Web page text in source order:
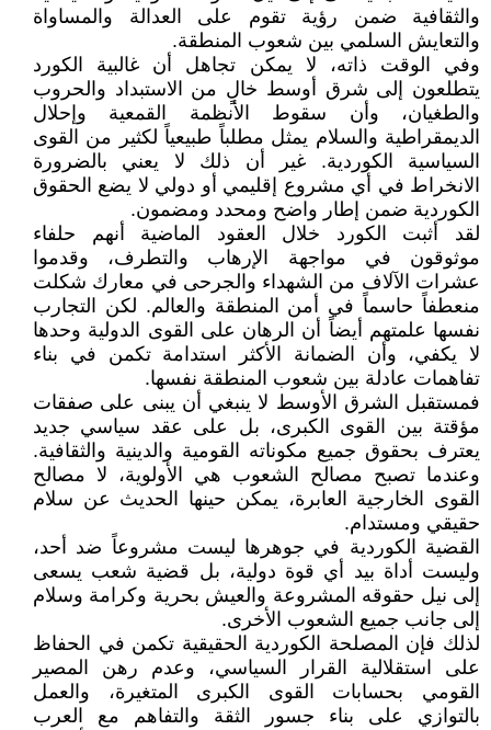
والثقافية ضمن رؤية تقوم على العدالة والمساواة
والتعايش السلمي بين شعوب المنطقة.
وفي الوقت ذاته، لا يمكن تجاهل أن غالبية الكورد
يتطلعون إلى شرق أوسط خالٍ من الاستبداد والحروب
والطغيان، وأن سقوط الأنظمة القمعية وإحلال
الديمقراطية والسلام يمثل مطلباً طبيعياً لكثير من القوى
السياسية الكوردية. غير أن ذلك لا يعني بالضرورة
الانخراط في أي مشروع إقليمي أو دولي لا يضع الحقوق
الكوردية ضمن إطار واضح ومحدد ومضمون.
لقد أثبت الكورد خلال العقود الماضية أنهم حلفاء
موثوقون في مواجهة الإرهاب والتطرف، وقدموا
عشرات الآلاف من الشهداء والجرحى في معارك شكلت
منعطفاً حاسماً في أمن المنطقة والعالم. لكن التجارب
نفسها علمتهم أيضاً أن الرهان على القوى الدولية وحدها
لا يكفي، وأن الضمانة الأكثر استدامة تكمن في بناء
تفاهمات عادلة بين شعوب المنطقة نفسها.
فمستقبل الشرق الأوسط لا ينبغي أن يبنى على صفقات
مؤقتة بين القوى الكبرى، بل على عقد سياسي جديد
يعترف بحقوق جميع مكوناته القومية والدينية والثقافية.
وعندما تصبح مصالح الشعوب هي الأولوية، لا مصالح
القوى الخارجية العابرة، يمكن حينها الحديث عن سلام
حقيقي ومستدام.
القضية الكوردية في جوهرها ليست مشروعاً ضد أحد،
وليست أداة بيد أي قوة دولية، بل قضية شعب يسعى
إلى نيل حقوقه المشروعة والعيش بحرية وكرامة وسلام
إلى جانب جميع الشعوب الأخرى.
لذلك فإن المصلحة الكوردية الحقيقية تكمن في الحفاظ
على استقلالية القرار السياسي، وعدم رهن المصير
القومي بحسابات القوى الكبرى المتغيرة، والعمل
بالتوازي على بناء جسور الثقة والتفاهم مع العرب